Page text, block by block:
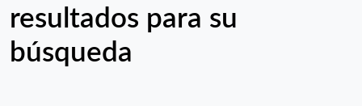
resultados para su
búsqueda